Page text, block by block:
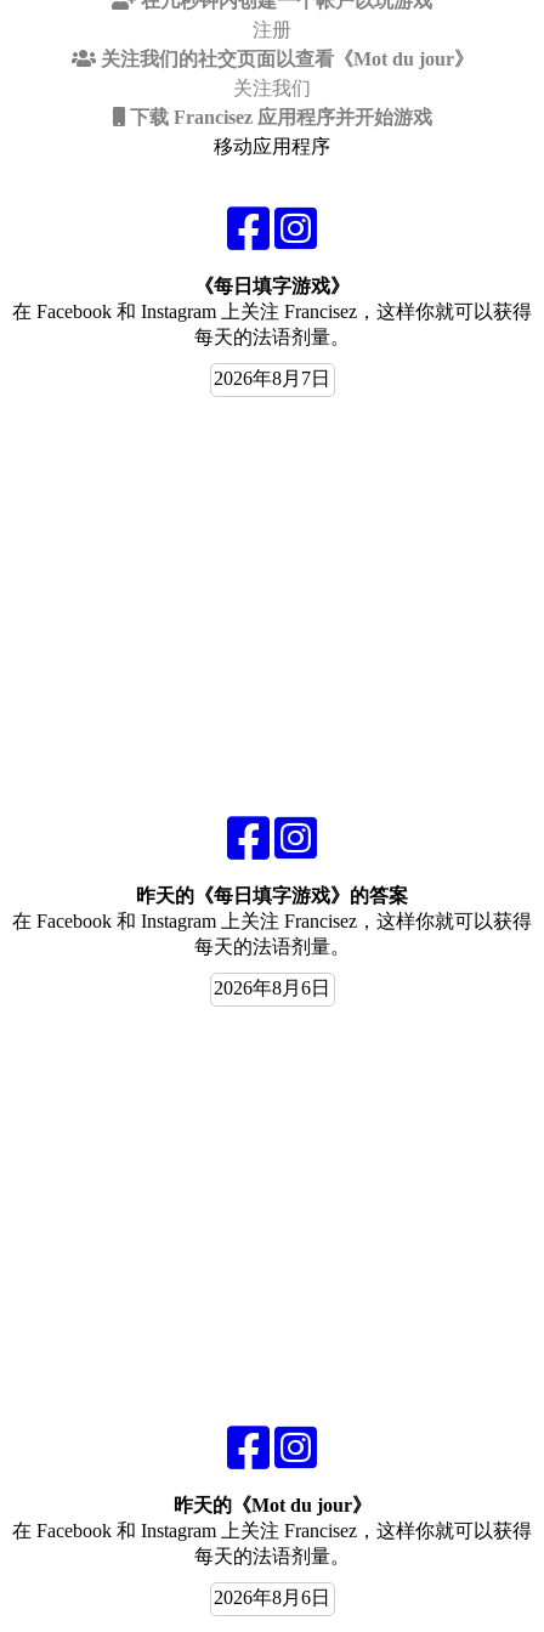
注册
关注我们的社交页面以查看《Mot du jour》
关注我们
下载 Francisez 应用程序并开始游戏
移动应用程序
《每日填字游戏》
在 Facebook 和 Instagram 上关注 Francisez，这样你就可以获得
每天的法语剂量。
2026年8月7日
昨天的《每日填字游戏》的答案
在 Facebook 和 Instagram 上关注 Francisez，这样你就可以获得
每天的法语剂量。
2026年8月6日
昨天的《Mot du jour》
在 Facebook 和 Instagram 上关注 Francisez，这样你就可以获得
每天的法语剂量。
2026年8月6日